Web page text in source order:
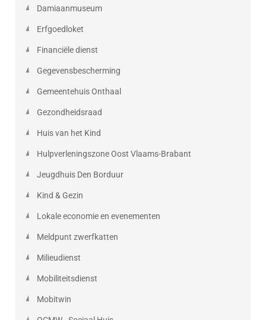
Damiaanmuseum
Erfgoedloket
Financiële dienst
Gegevensbescherming
Gemeentehuis Onthaal
Gezondheidsraad
Huis van het Kind
Hulpverleningszone Oost Vlaams-Brabant
Jeugdhuis Den Borduur
Kind & Gezin
Lokale economie en evenementen
Meldpunt zwerfkatten
Milieudienst
Mobiliteitsdienst
Mobitwin